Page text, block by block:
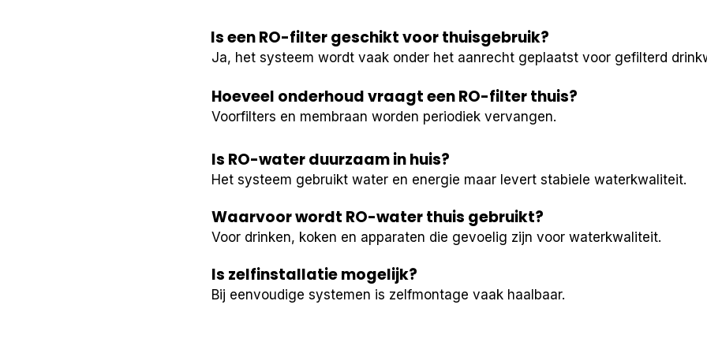
Is een RO-filter geschikt voor thuisgebruik?
Ja, het systeem wordt vaak onder het aanrecht geplaatst voor gefilterd
Hoeveel onderhoud vraagt een RO-filter thuis?
Voorfilters en membraan worden periodiek vervangen.
Is RO-water duurzaam in huis?
Het systeem gebruikt water en energie maar levert stabiele waterkwaliteit.
Waarvoor wordt RO-water thuis gebruikt?
Voor drinken, koken en apparaten die gevoelig zijn voor waterkwaliteit.
Is zelfinstallatie mogelijk?
Bij eenvoudige systemen is zelfmontage vaak haalbaar.